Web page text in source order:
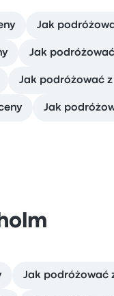
Jak
Jak
Jak podróżować
Jak
Jak podróżować